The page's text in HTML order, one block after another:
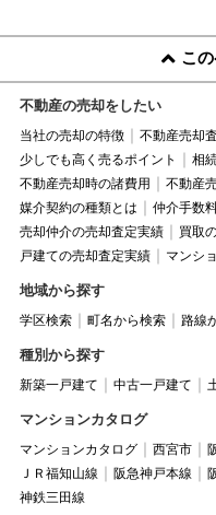
こ
不動産の売却をしたい
当社の売却の特徴 不動産売却
少しでも高く売るポイント
相
不動産売却時の諸費用
不動産
媒介契約の種類とは
仲介手数
売却仲介の売却査定実績
買取
戸建ての売却査定実績
マンシ
地域から探す
学区検索 町名から検索 路線
種別から探す
新築一戸建て 中古一戸建て
マンションカタログ
マンションカタログ 西宮市
ＪＲ福知山線
阪急神戸本線
神鉄三田線